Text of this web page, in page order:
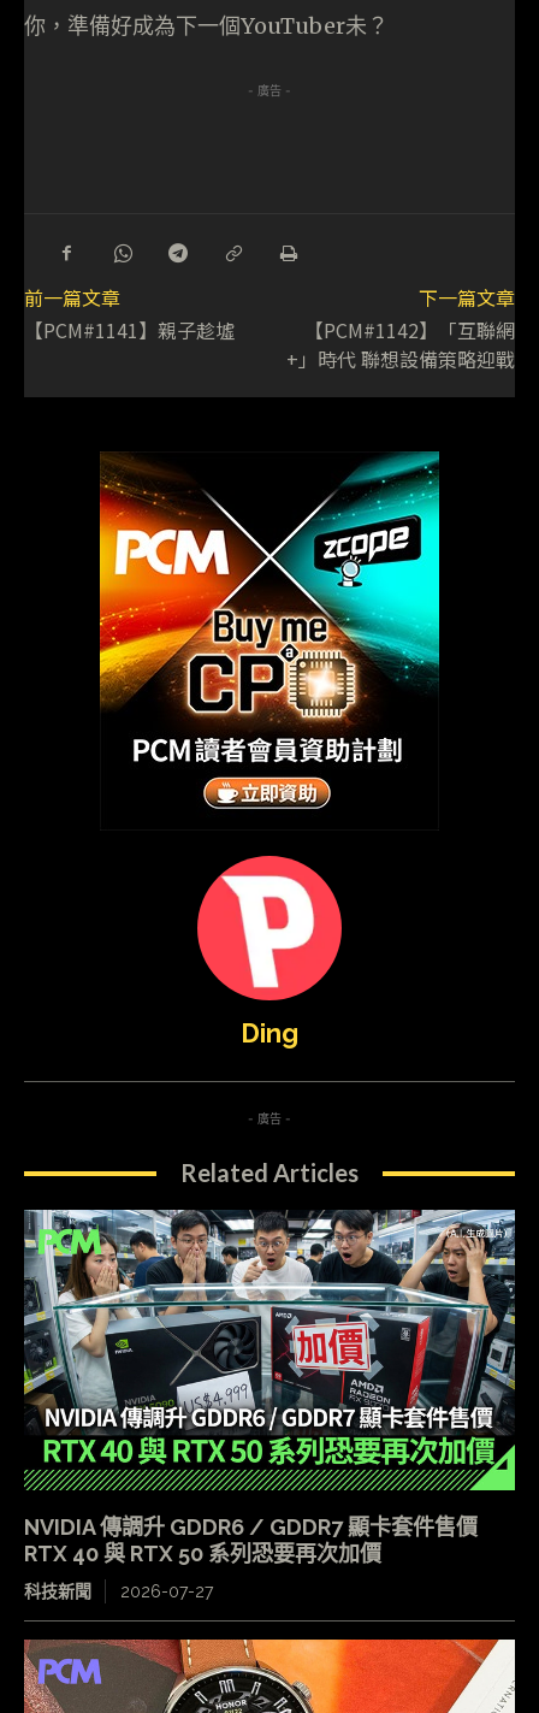
你，準備好成為下一個YouTuber未？
- 廣告 -
前一篇文章
【PCM#1141】親子趁墟
下一篇文章
【PCM#1142】「互聯網
+」時代 聯想設備策略迎戰
Ding
- 廣告 -
Related Articles
NVIDIA 傳調升 GDDR6 / GDDR7 顯卡套件售價
RTX 40 與 RTX 50 系列恐要再次加價
科技新聞 2026-07-27